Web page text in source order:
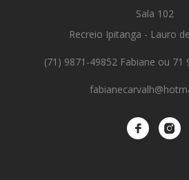
Sala 102
Recreio Ipitanga - Lauro
(71) 9871-49852 Fabiane ou 71